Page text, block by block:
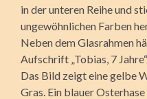
in der unteren Reihe und
ungewöhnlichen Farben
Neben dem Glasrahmen
Aufschrift „Tobias, 7 Jahre“.
Das Bild zeigt eine gelbe
Gras. Ein blauer